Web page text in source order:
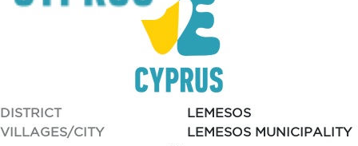
DISTRICT
LEMESOS
VILLAGES/CITY
LEMESOS MUNICIPALITY